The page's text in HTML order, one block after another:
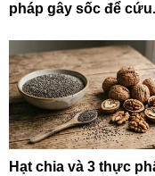
pháp gây sốc để
Hạt chia và 3 thực